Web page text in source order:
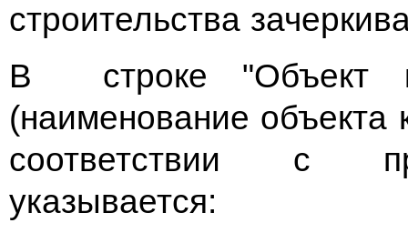
строительства
В строке "Объект
(наименование объекта
соответствии с
указывается: